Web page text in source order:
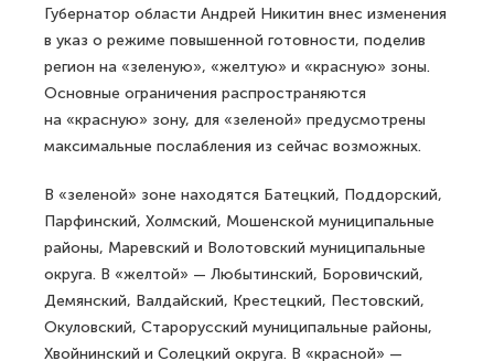
Губернатор области Андрей Никитин внес изменения
в указ о режиме повышенной готовности, поделив
регион на «зеленую», «желтую» и «красную» зоны.
Основные ограничения распространяются
на «красную» зону, для «зеленой» предусмотрены
максимальные послабления из сейчас возможных.
В «зеленой» зоне находятся Батецкий, Поддорский,
Парфинский, Холмский, Мошенской муниципальные
районы, Маревский и Волотовский муниципальные
округа. В «желтой» — Любытинский, Боровичский,
Демянский, Валдайский, Крестецкий, Пестовский,
Окуловский, Старорусский муниципальные районы,
Хвойнинский и Солецкий округа. В «красной» —